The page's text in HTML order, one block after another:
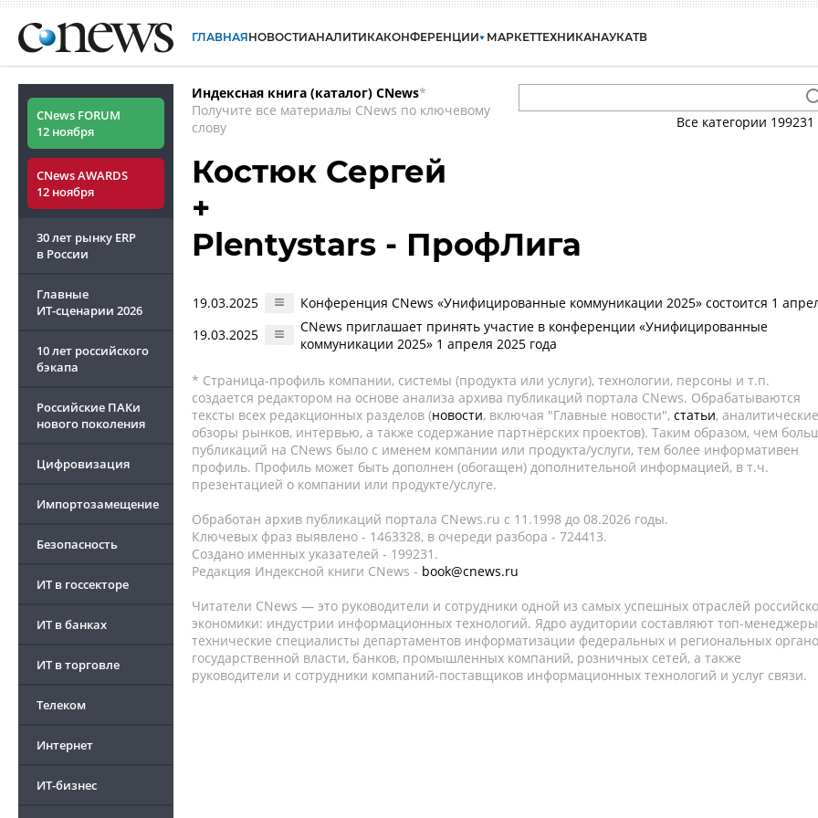
ГЛАВНАЯНОВОСТИАНАЛИТИКАКОНФЕРЕНЦИИ МАРКЕТТЕХНИКАНАУКАТВ
CNews FORUM
12 ноября
CNews AWARDS
12 ноября
30 лет рынку ERP
в России
Главные
ИТ-сценарии 2026
10 лет российского
бэкапа
Российские ПАКи
нового поколения
Цифровизация
Импортозамещение
Безопасность
ИТ в госсекторе
ИТ в банках
ИТ в торговле
Телеком
Интернет
ИТ-бизнес
Индексная книга (каталог) CNews*
Получите все материалы CNews по ключевому
слову
Все категории 199231
Костюк Сергей
+
Plentystars - ПрофЛига
19.03.2025
Конференция CNews «Унифицированные коммуникации 2025» состоится 1
19.03.2025
CNews приглашает принять участие в конференции «Унифицированные
коммуникации 2025» 1 апреля 2025 года
* Страница-профиль компании, системы (продукта или услуги), технологии, персоны и т.п.
создается редактором на основе анализа архива публикаций портала CNews. Обрабатываются
тексты всех редакционных разделов (новости, включая "Главные новости", статьи, аналитические
обзоры рынков, интервью, а также содержание партнёрских проектов). Таким образом, чем
публикаций на CNews было с именем компании или продукта/услуги, тем более информативен
профиль. Профиль может быть дополнен (обогащен) дополнительной информацией, в т.ч.
презентацией о компании или продукте/услуге.
Обработан архив публикаций портала CNews.ru c 11.1998 до 08.2026 годы.
Ключевых фраз выявлено - 1463328, в очереди разбора - 724413.
Создано именных указателей - 199231.
Редакция Индексной книги CNews - book@cnews.ru
Читатели CNews — это руководители и сотрудники одной из самых успешных отраслей
экономики: индустрии информационных технологий. Ядро аудитории составляют топ-
технические специалисты департаментов информатизации федеральных и региональных
государственной власти, банков, промышленных компаний, розничных сетей, а также
руководители и сотрудники компаний-поставщиков информационных технологий и услуг связи.